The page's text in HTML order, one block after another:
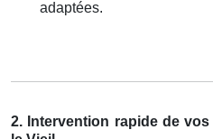
adaptées.
2. Intervention rapide de